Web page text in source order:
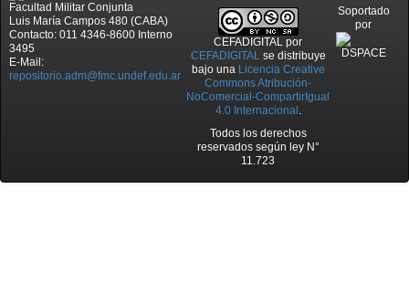
Facultad Militar Conjunta
Luis María Campos 480 (CABA)
Contacto: 011 4346-8600 Interno
3495
E-Mail:
repositorio.adm@fmc.undef.edu.ar
CEFADIGITAL por
CEFADIGITALse distribuye
bajo una Licencia Creative
Commons Atribución-
NoComercial-CompartirIgual
4.0 Internacional .
Todos los derechos
reservados según ley N°
11.723
Soportado
por